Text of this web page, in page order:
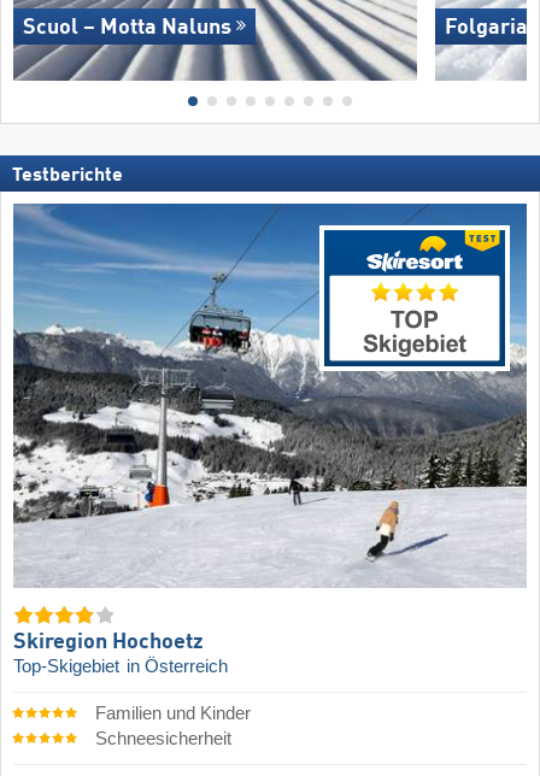
Scuol – Motta Naluns
Testberichte
Skiregion Hochoetz
Top-Skigebiet in Österreich
Familien und Kinder
Schneesicherheit